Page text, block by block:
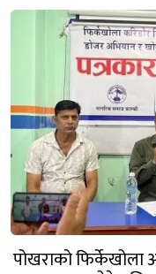
पोखराको फिर्केखोला